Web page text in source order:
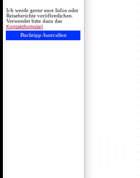
Ich werde gerne eure Infos oder
Reiseberichte veröffentlichen.
Verwendet bitte dazu das
Kontaktformular!
Buchtipp Australien